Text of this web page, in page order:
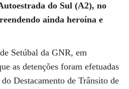
do Sul (A2), no
ainda heroína e
Setúbal da GNR, em
as detenções foram efetuadas
Destacamento de Trânsito de